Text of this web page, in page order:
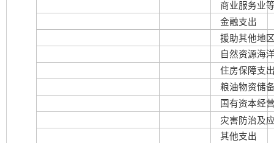
商业服务业
金融支出
援助其他地
自然资源海
住房保障支
粮油物资储
国有资本经
灾害防治及
其他支出